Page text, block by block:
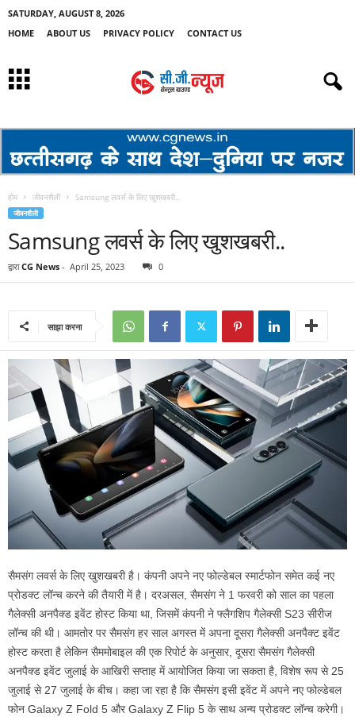
SATURDAY, AUGUST 8, 2026
HOME
ABOUT US PRIVACY POLICY CONTACT US
होम जीवनशैली Samsung लवर्स के लिए खुशखबरी..
जीवनशैली
Samsung लवर्स के लिए खुशखबरी..
द्वारा CG News - April 25, 2023 0
साझा करना
सैमसंग लवर्स के लिए खुशखबरी है। कंपनी अपने नए फोल्डेबल स्मार्टफोन समेत कई नए
प्रोडक्ट लॉन्च करने की तैयारी में है। दरअसल, सैमसंग ने 1 फरवरी को साल का पहला
गैलेक्सी अनपैक्ड इवेंट होस्ट किया था, जिसमें कंपनी ने फ्लैगशिप गैलेक्सी S23 सीरीज
लॉन्च की थी। आमतोर पर सैमसंग हर साल अगस्त में अपना दूसरा गैलेक्सी अनपैक्ट इवेंट
होस्ट करता है लेकिन सैममोबाइल की एक रिपोर्ट के अनुसार, दूसरा सैमसंग गैलेक्सी
अनपैक्ड इवेंट जुलाई के आखिरी सप्ताह में आयोजित किया जा सकता है, विशेष रूप से 25
जुलाई से 27 जुलाई के बीच। कहा जा रहा है कि सैमसंग इसी इवेंट में अपने नए फोल्डेबल
फोन Galaxy Z Fold 5 और Galaxy Z Flip 5 के साथ अन्य प्रोडक्ट लॉन्च करेगी।